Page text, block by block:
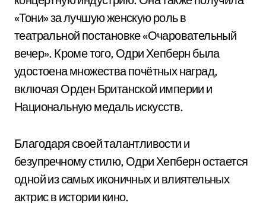
«Тони» за лучшую женскую роль в
театральной постановке «Очаровательный
вечер». Кроме того, Одри Хепберн была
удостоена множества почётных наград,
включая Орден Британской империи и
Национальную медаль искусств.
Благодаря своей талантливости и
безупречному стилю, Одри Хепберн остается
одной из самых иконичных и влиятельных
актрис в истории кино.